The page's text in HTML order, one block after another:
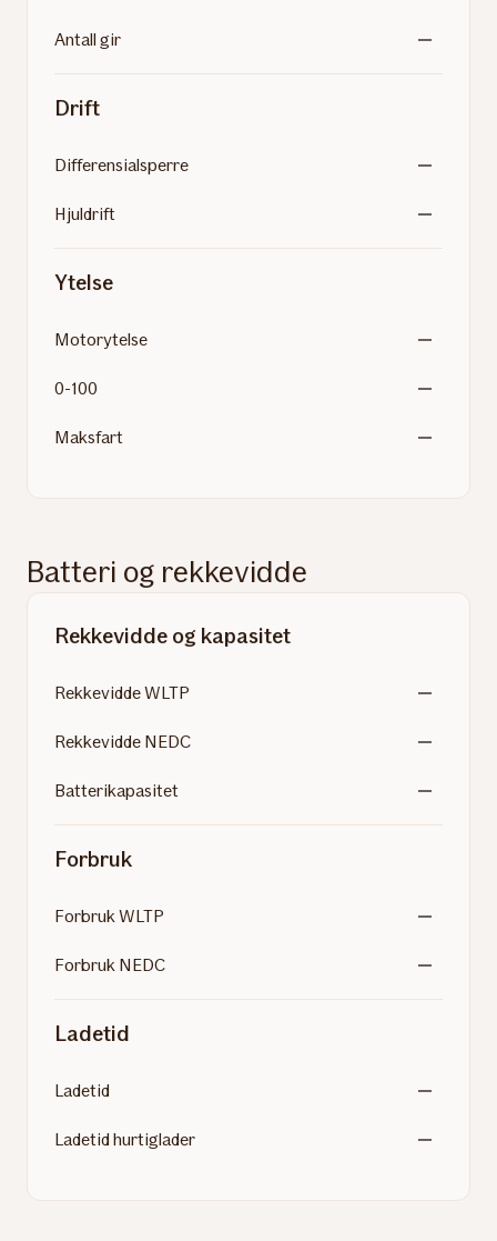
Antall gir
Drift
Differensialsperre
Hjuldrift
Ytelse
Motorytelse
0-100
Maksfart
Batteri og rekkevidde
Rekkevidde og kapasitet
Rekkevidde WLTP
Rekkevidde NEDC
Batterikapasitet
Forbruk
Forbruk WLTP
Forbruk NEDC
Ladetid
Ladetid
Ladetid hurtiglader